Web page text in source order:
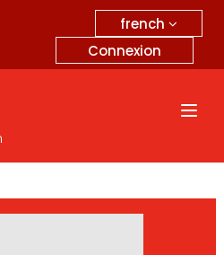
french
Connexion